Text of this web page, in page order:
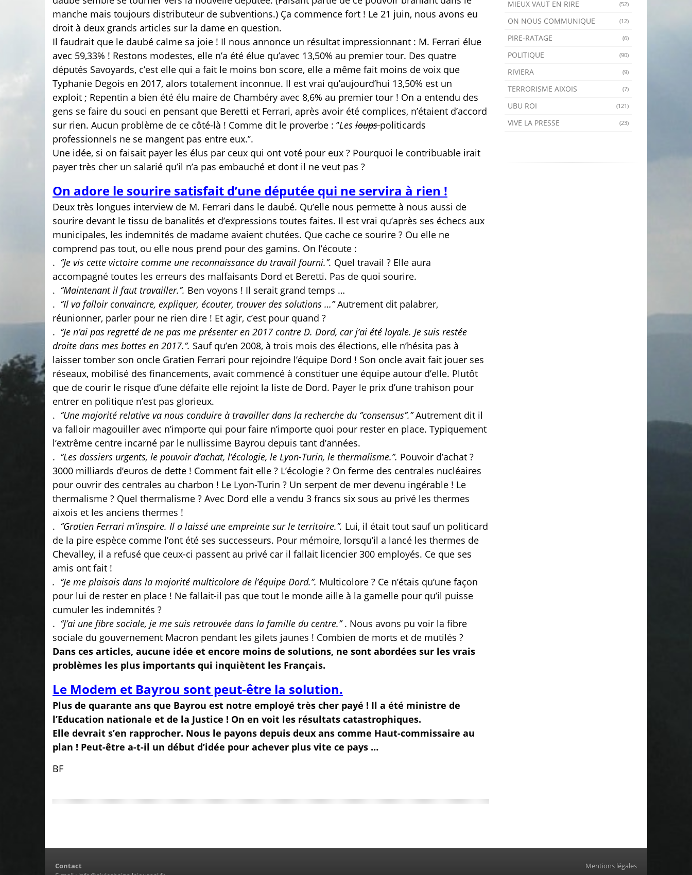
manche mais toujours distributeur de subventions.) Ça commence fort ! Le 21 juin, nous avons eu
droit à deux grands articles sur la dame en question.
Il faudrait que le daubé calme sa joie ! Il nous annonce un résultat impressionnant : M. Ferrari élue
avec 59,33% ! Restons modestes, elle n’a été élue qu’avec 13,50% au premier tour. Des quatre
députés Savoyards, c’est elle qui a fait le moins bon score, elle a même fait moins de voix que
Typhanie Degois en 2017, alors totalement inconnue. Il est vrai qu’aujourd’hui 13,50% est un
exploit ; Repentin a bien été élu maire de Chambéry avec 8,6% au premier tour ! On a entendu des
gens se faire du souci en pensant que Beretti et Ferrari, après avoir été complices, n’étaient d’accord
sur rien. Aucun problème de ce côté-là ! Comme dit le proverbe : ‘’Les loupspoliticards
professionnels ne se mangent pas entre eux.’’.
Une idée, si on faisait payer les élus par ceux qui ont voté pour eux ? Pourquoi le contribuable irait
payer très cher un salarié qu’il n’a pas embauché et dont il ne veut pas ?
On adore le sourire satisfait d’une députée qui ne servira à rien !
Deux très longues interview de M. Ferrari dans le daubé. Qu’elle nous permette à nous aussi de
sourire devant le tissu de banalités et d’expressions toutes faites. Il est vrai qu’après ses échecs aux
municipales, les indemnités de madame avaient chutées. Que cache ce sourire ? Ou elle ne
comprend pas tout, ou elle nous prend pour des gamins. On l’écoute :
. ‘’Je vis cette victoire comme une reconnaissance du travail fourni.’’. Quel travail ? Elle aura
accompagné toutes les erreurs des malfaisants Dord et Beretti. Pas de quoi sourire.
. ‘’Maintenant il faut travailler.’’. Ben voyons ! Il serait grand temps …
. ‘’Il va falloir convaincre, expliquer, écouter, trouver des solutions …’’Autrement dit palabrer,
réunionner, parler pour ne rien dire ! Et agir, c’est pour quand ?
. ‘’Je n’ai pas regretté de ne pas me présenter en 2017 contre D. Dord, car j’ai été loyale. Je suis restée
droite dans mes bottes en 2017.’’. Sauf qu’en 2008, à trois mois des élections, elle n’hésita pas à
laisser tomber son oncle Gratien Ferrari pour rejoindre l’équipe Dord ! Son oncle avait fait jouer ses
réseaux, mobilisé des financements, avait commencé à constituer une équipe autour d’elle. Plutôt
que de courir le risque d’une défaite elle rejoint la liste de Dord. Payer le prix d’une trahison pour
entrer en politique n’est pas glorieux.
. ‘’Une majorité relative va nous conduire à travailler dans la recherche du ‘’consensus’’.’’Autrement dit il
va falloir magouiller avec n’importe qui pour faire n’importe quoi pour rester en place. Typiquement
l’extrême centre incarné par le nullissime Bayrou depuis tant d’années.
. ‘’Les dossiers urgents, le pouvoir d’achat, l’écologie, le Lyon-Turin, le thermalisme.’’. Pouvoir d’achat ?
3000 milliards d’euros de dette ! Comment fait elle ? L’écologie ? On ferme des centrales nucléaires
pour ouvrir des centrales au charbon ! Le Lyon-Turin ? Un serpent de mer devenu ingérable ! Le
thermalisme ? Quel thermalisme ? Avec Dord elle a vendu 3 francs six sous au privé les thermes
aixois et les anciens thermes !
. ‘’Gratien Ferrari m’inspire. Il a laissé une empreinte sur le territoire.’’. Lui, il était tout sauf un politicard
de la pire espèce comme l’ont été ses successeurs. Pour mémoire, lorsqu’il a lancé les thermes de
Chevalley, il a refusé que ceux-ci passent au privé car il fallait licencier 300 employés. Ce que ses
amis ont fait !
. ‘’Je me plaisais dans la majorité multicolore de l’équipe Dord.’’. Multicolore ? Ce n’étais qu’une façon
pour lui de rester en place ! Ne fallait-il pas que tout le monde aille à la gamelle pour qu’il puisse
cumuler les indemnités ?
. ‘’J’ai une fibre sociale, je me suis retrouvée dans la famille du centre.’’. Nous avons pu voir la fibre
sociale du gouvernement Macron pendant les gilets jaunes ! Combien de morts et de mutilés ?
Dans ces articles, aucune idée et encore moins de solutions, ne sont abordées sur les vrais
problèmes les plus importants qui inquiètent les Français.
Le Modem et Bayrou sont peut-être la solution.
Plus de quarante ans que Bayrou est notre employé très cher payé ! Il a été ministre de
l’Education nationale et de la Justice ! On en voit les résultats catastrophiques.
Elle devrait s’en rapprocher. Nous le payons depuis deux ans comme Haut-commissaire au
plan ! Peut-être a-t-il un début d’idée pour achever plus vite ce pays …
BF
(52)
MIEUX VAUT EN RIRE
(12)
ON NOUS COMMUNIQUE
(6)
PIRE-RATAGE
(90)
POLITIQUE
(9)
RIVIERA
(7)
TERRORISME AIXOIS
(121)
UBU ROI
(23)
VIVE LA PRESSE
Contact
Mentions légales